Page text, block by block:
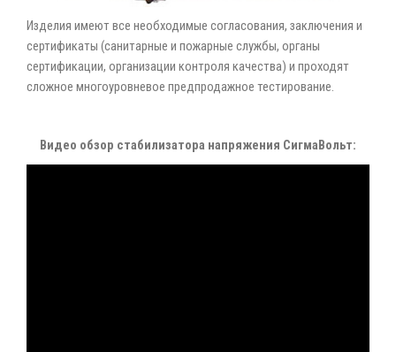
Изделия имеют все необходимые согласования, заключения и
сертификаты (санитарные и пожарные службы, органы
сертификации, организации контроля качества) и проходят
сложное многоуровневое предпродажное тестирование.
Видео обзор стабилизатора напряжения СигмаВольт: